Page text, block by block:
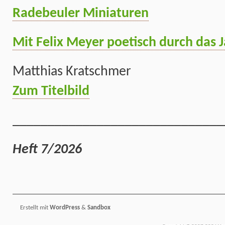
Radebeuler Miniaturen
Mit Felix Meyer poetisch durch das
Matthias Kratschmer
Zum Titelbild
Heft 7/2026
Erstellt mit WordPress & Sandbox